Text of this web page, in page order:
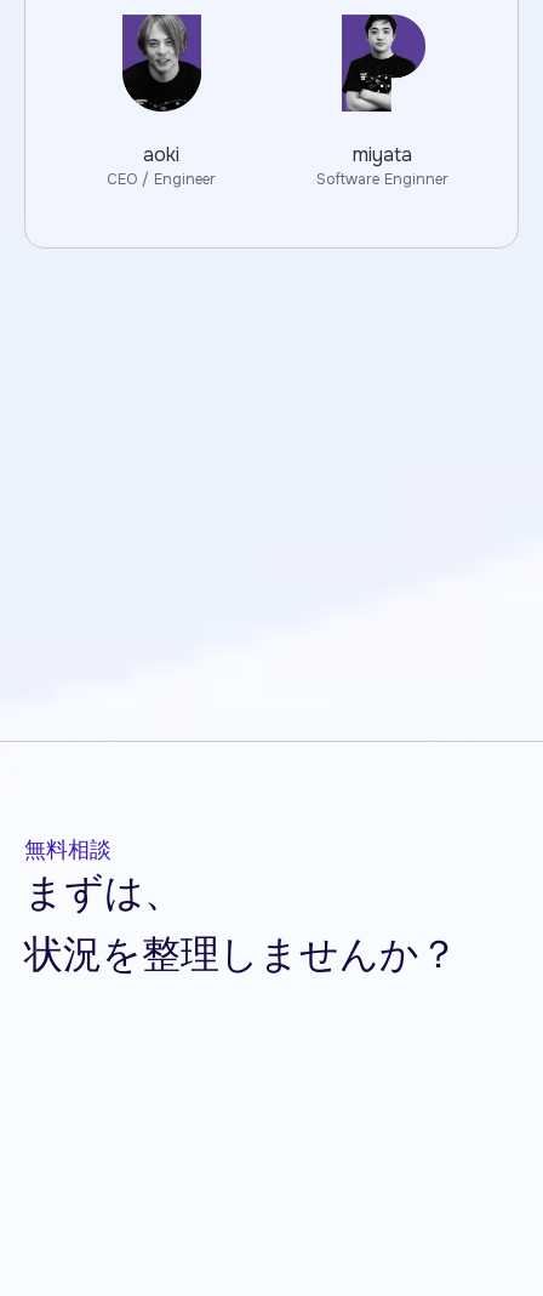
aoki
CEO / Engineer
miyata
Software Enginner
無料相談
まずは、
状況を整理しませんか？